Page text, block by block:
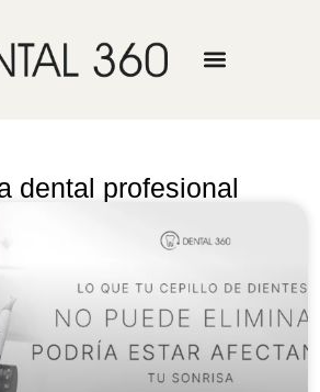
dental profesional